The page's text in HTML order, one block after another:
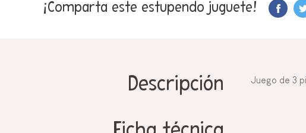
¡Comparta este estupendo juguete!
Descripción Juego de 3